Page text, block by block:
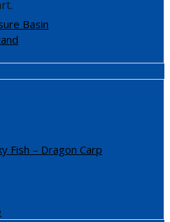
Basin
Fish – Dragon Carp